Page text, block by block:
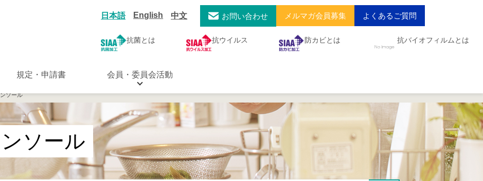
日本語 English 中文 お問い合わせ メルマガ会員募集 よくあるご質問
抗菌とは 抗ウイルス 防カビとは 抗バイオフィルムとは
規定・申請書 会員・委員会活動
ソール
ソール